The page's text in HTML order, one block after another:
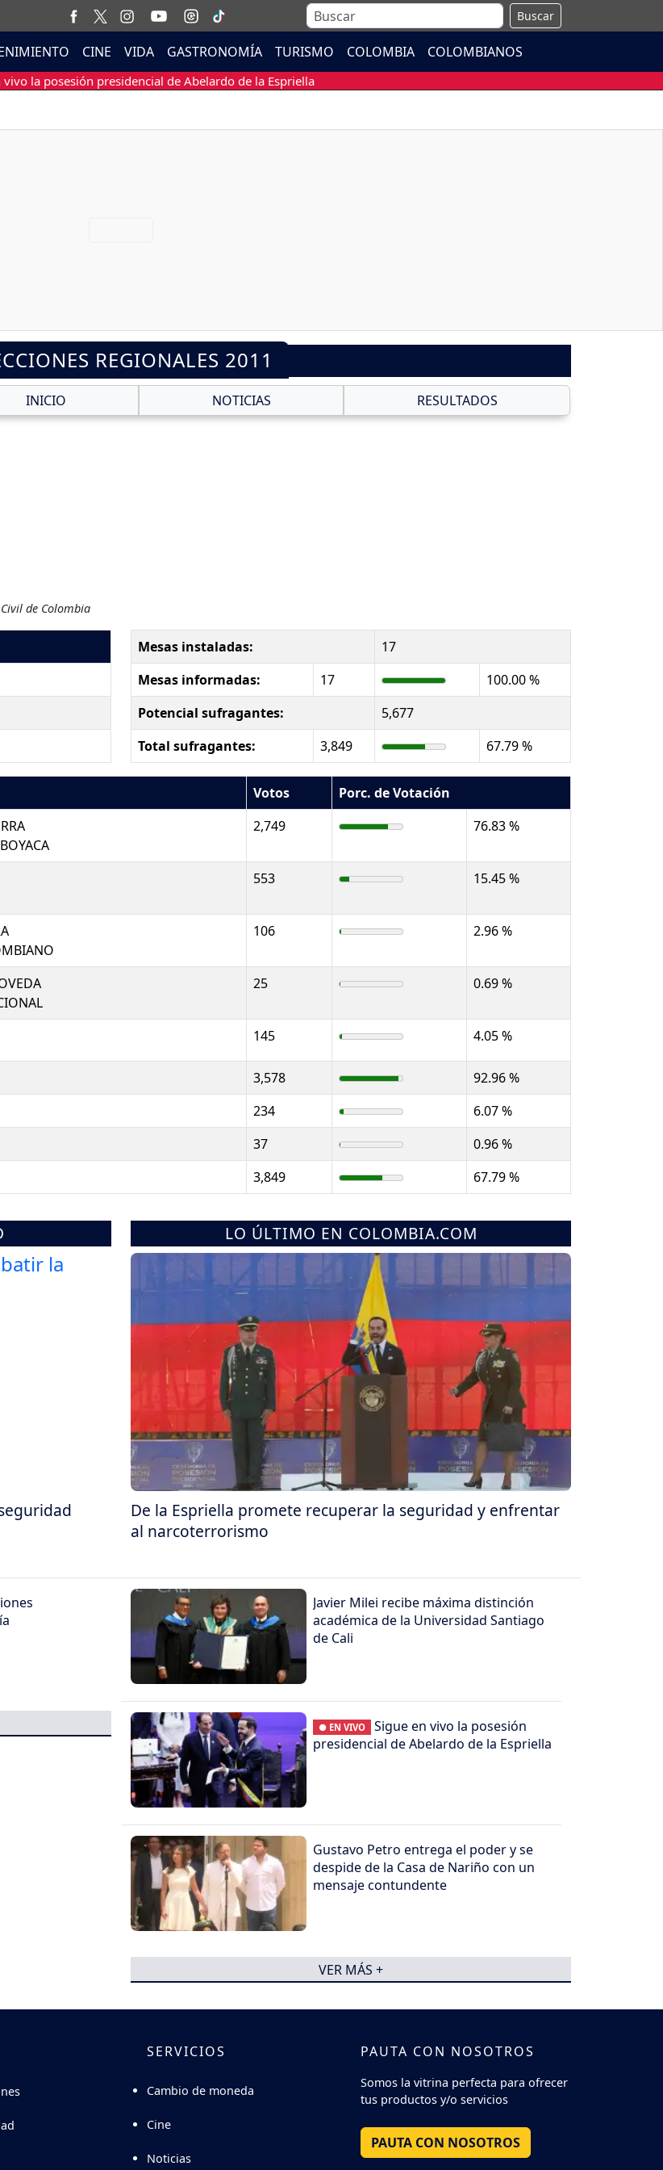
Buscar
CINE VIDA GASTRONOMÍA TURISMO COLOMBIA COLOMBIANOS
vivo la posesión presidencial de Abelardo de la Espriella
REGIONALES 2011
INICIO NOTICIAS RESULTADOS
de Colombia
Mesas instaladas:
17
Mesas informadas:
17
100.00 %
Potencial sufragantes:
5,677
Total sufragantes:
3,849 67.79 %
Votos
Porc. de Votación
2,749 76.83 %
553 15.45 %
106 2.96 %
25 0.69 %
145 4.05 %
3,578
92.96 %
234
6.07 %
37
0.96 %
3,849 67.79 %
LO ÚLTIMO EN COLOMBIA.COM
De la Espriella promete recuperar la seguridad y enfrentar
al narcoterrorismo
Javier Milei recibe máxima distinción
académica de la Universidad Santiago
de Cali
● EN VIVO
Sigue en vivo la posesión
presidencial de Abelardo de la Espriella
Gustavo Petro entrega el poder y se
despide de la Casa de Nariño con un
mensaje contundente
VER MÁS +
SERVICIOS
Cambio de moneda
Cine
Noticias
PAUTA CON NOSOTROS
Somos la vitrina perfecta para ofrecer
tus productos y/o servicios
PAUTA CON NOSOTROS